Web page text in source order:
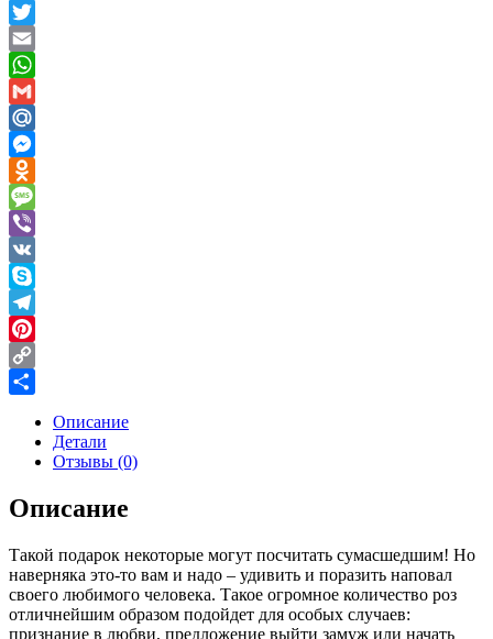
Facebook
Twitter
Email
WhatsApp
Gmail
Mail.Ru
Messenger
Odnoklassniki
Message
Viber
VK
Skype
Telegram
Pinterest
Copy
Описание
Детали
Отзывы (0)
Описание
Такой подарок некоторые могут посчитать сумасшедшим! Но
наверняка это-то вам и надо – удивить и поразить наповал
своего любимого человека. Такое огромное количество роз
отличнейшим образом подойдет для особых случаев:
признание в любви, предложение выйти замуж или начать